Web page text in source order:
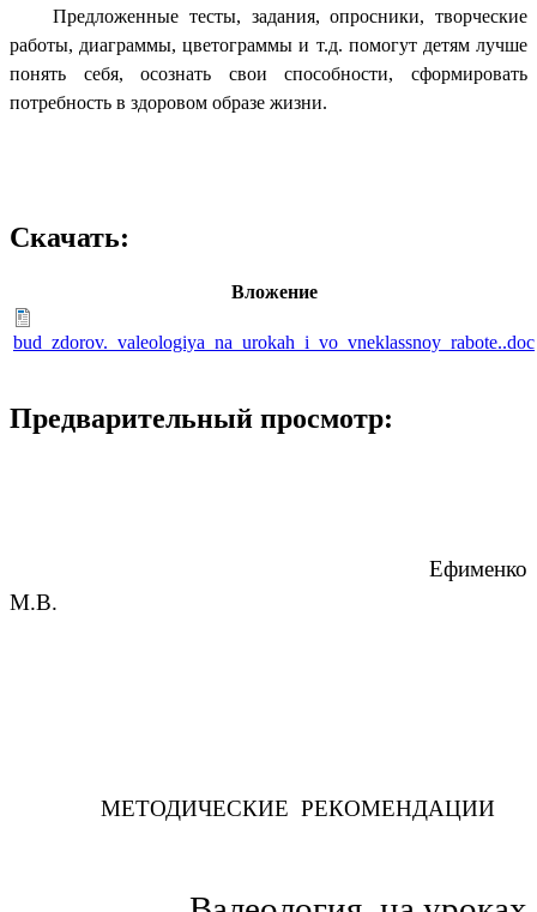
Предложенные тесты, задания, опросники, творческие
работы, диаграммы, цветограммы и т.д. помогут детям лучше
понять себя, осознать свои способности, сформировать
потребность в здоровом образе жизни.
Скачать:
Вложение
bud_zdorov._valeologiya_na_urokah_i_vo_vneklassnoy_rabote..doc
Предварительный просмотр:
Ефименко
М.В.
МЕТОДИЧЕСКИЕ РЕКОМЕНДАЦИИ